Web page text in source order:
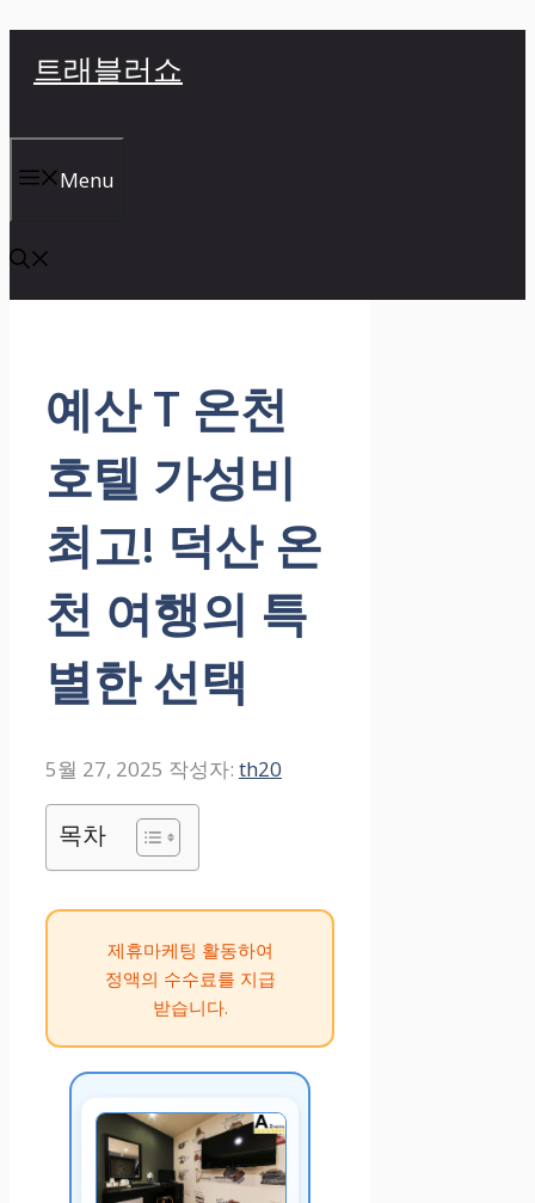
너
뛰
기
트래블러쇼
Menu
예산 T 온천
호텔 가성비
최고! 덕산 온
천 여행의 특
별한 선택
5월 27, 2025 작성자: th20
목차
제휴마케팅 활동하여
정액의 수수료를 지급
받습니다.